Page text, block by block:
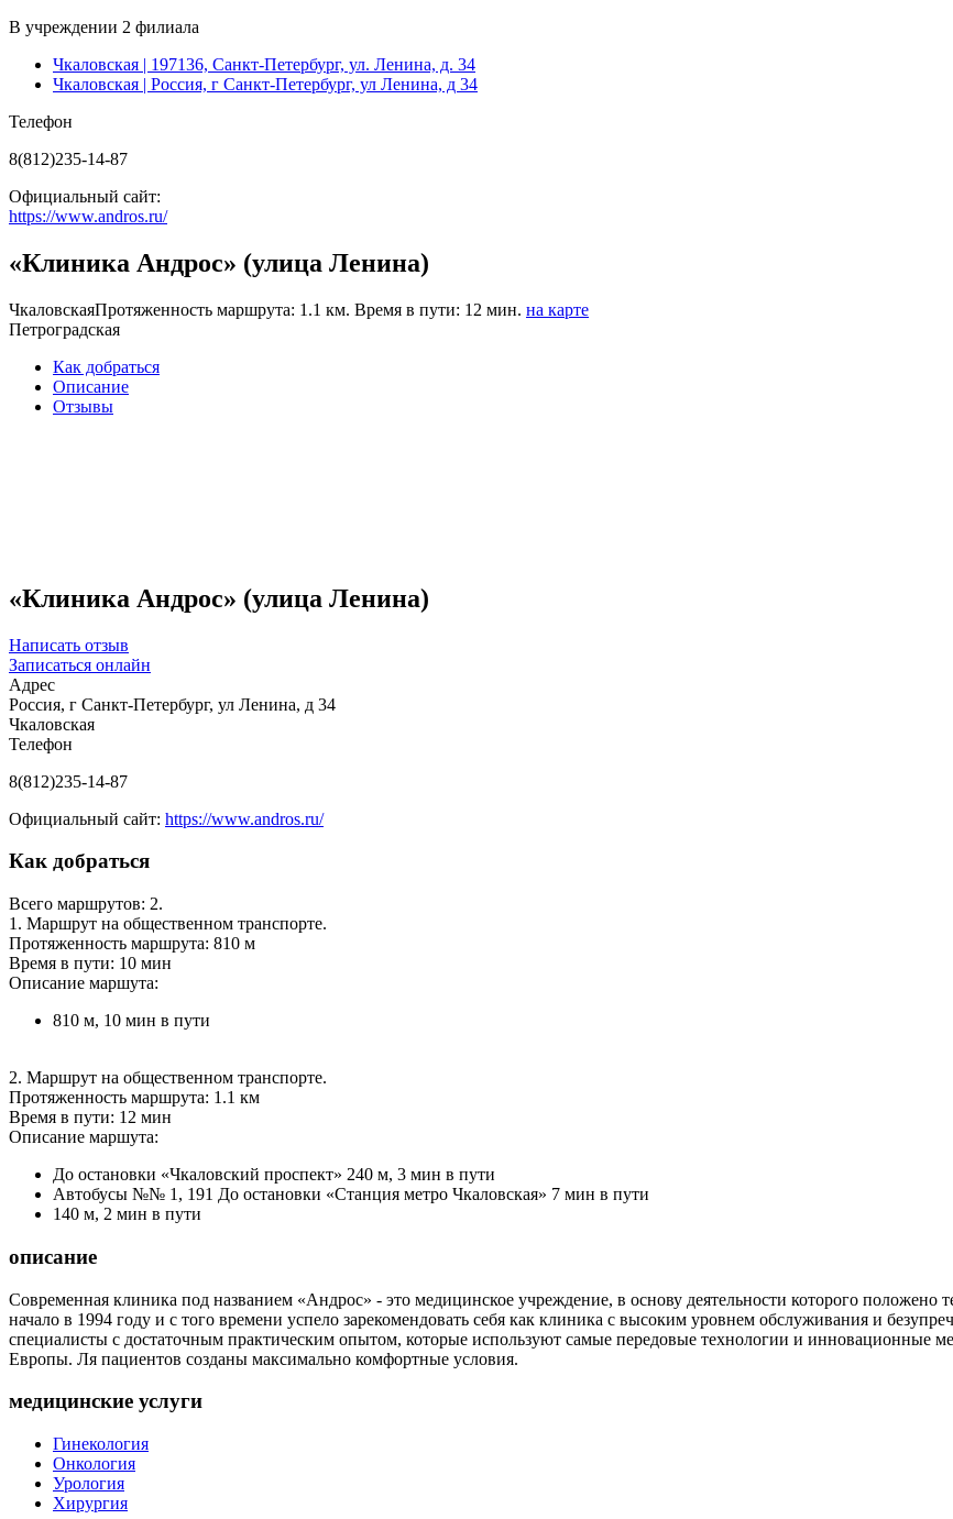
В учреждении 2 филиала
Чкаловская | 197136, Санкт-Петербург, ул. Ленина, д. 34
Чкаловская | Россия, г Санкт-Петербург, ул Ленина, д 34
Телефон
8(812)235-14-87
Официальный сайт:
https://www.andros.ru/
«Клиника Андрос» (улица Ленина)
ЧкаловскаяПротяженность маршрута: 1.1 км. Время в пути: 12 мин. на карте
Петроградская
Как добраться
Описание
Отзывы
«Клиника Андрос» (улица Ленина)
Написать отзыв
Записаться онлайн
Адрес
Россия, г Санкт-Петербург, ул Ленина, д 34
Чкаловская
Телефон
8(812)235-14-87
Официальный сайт: https://www.andros.ru/
Как добраться
Всего маршрутов: 2.
1. Маршрут на общественном транспорте.
Протяженность маршрута: 810 м
Время в пути: 10 мин
Описание маршута:
810 м, 10 мин в пути
2. Маршрут на общественном транспорте.
Протяженность маршрута: 1.1 км
Время в пути: 12 мин
Описание маршута:
До остановки «Чкаловский проспект» 240 м, 3 мин в пути
Автобусы №№ 1, 191 До остановки «Станция метро Чкаловская» 7 мин в пути
140 м, 2 мин в пути
описание
Современная клиника под названием «Андрос» - это медицинское учреждение, в основу деятельности которого
начало в 1994 году и с того времени успело зарекомендовать себя как клиника с высоким уровнем обслуживания и
специалисты с достаточным практическим опытом, которые используют самые передовые технологии и инновационные
Европы. Ля пациентов созданы максимально комфортные условия.
медицинские услуги
Гинекология
Онкология
Урология
Хирургия